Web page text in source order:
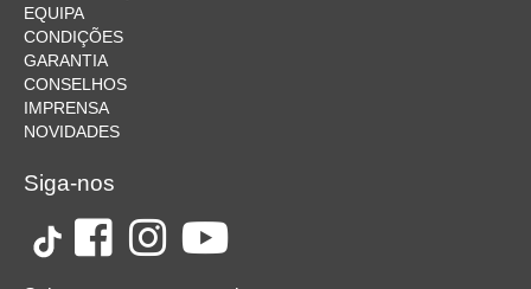
EQUIPA
CONDIÇÕES
GARANTIA
CONSELHOS
IMPRENSA
NOVIDADES
Siga-nos